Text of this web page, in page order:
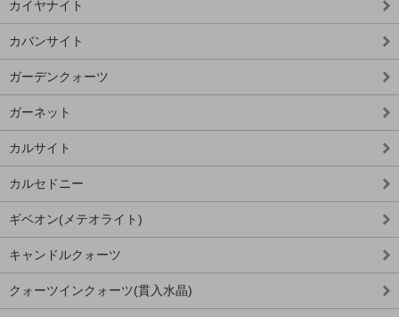
カイヤナイト
カバンサイト
ガーデンクォーツ
ガーネット
カルサイト
カルセドニー
ギベオン(メテオライト)
キャンドルクォーツ
クォーツインクォーツ(貫入水晶)